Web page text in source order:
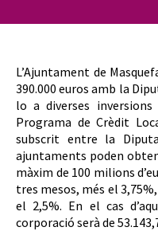
L’Ajuntament de
390.000 euros amb la
lo a diverses
Programa de Crèdit
subscrit entre la
ajuntaments poden
màxim de 100 milions
tres mesos, més el
el 2,5%. En el cas
corporació serà de